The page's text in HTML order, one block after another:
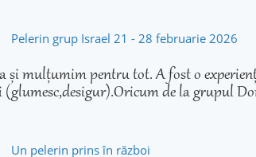
Pelerin grup Israel 21 - 28 februarie 2026
și mulțumim pentru tot. A fost o
(glumesc,desigur).Oricum de la grupul
Un pelerin prins în război